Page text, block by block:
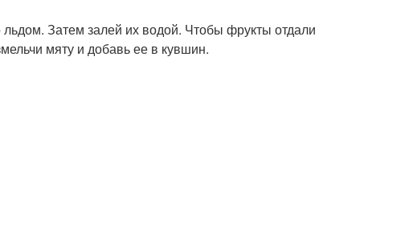
Затем залей их водой. Чтобы фрукты отдали
мяту и добавь ее в кувшин.